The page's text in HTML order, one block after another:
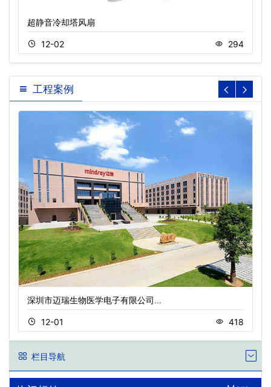
超静音冷却塔风扇
12-02 294
工程案例
深圳市迈瑞生物医学电子有限公司…
12-01 418
栏目导航